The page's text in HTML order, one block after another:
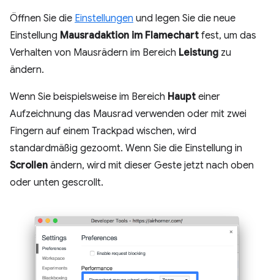
Öffnen Sie die Einstellungen und legen Sie die neue
Einstellung Mausradaktion im Flamechart fest, um das
Verhalten von Mausrädern im Bereich Leistung zu
ändern.
Wenn Sie beispielsweise im Bereich Haupt einer
Aufzeichnung das Mausrad verwenden oder mit zwei
Fingern auf einem Trackpad wischen, wird
standardmäßig gezoomt. Wenn Sie die Einstellung in
Scrollen ändern, wird mit dieser Geste jetzt nach oben
oder unten gescrollt.